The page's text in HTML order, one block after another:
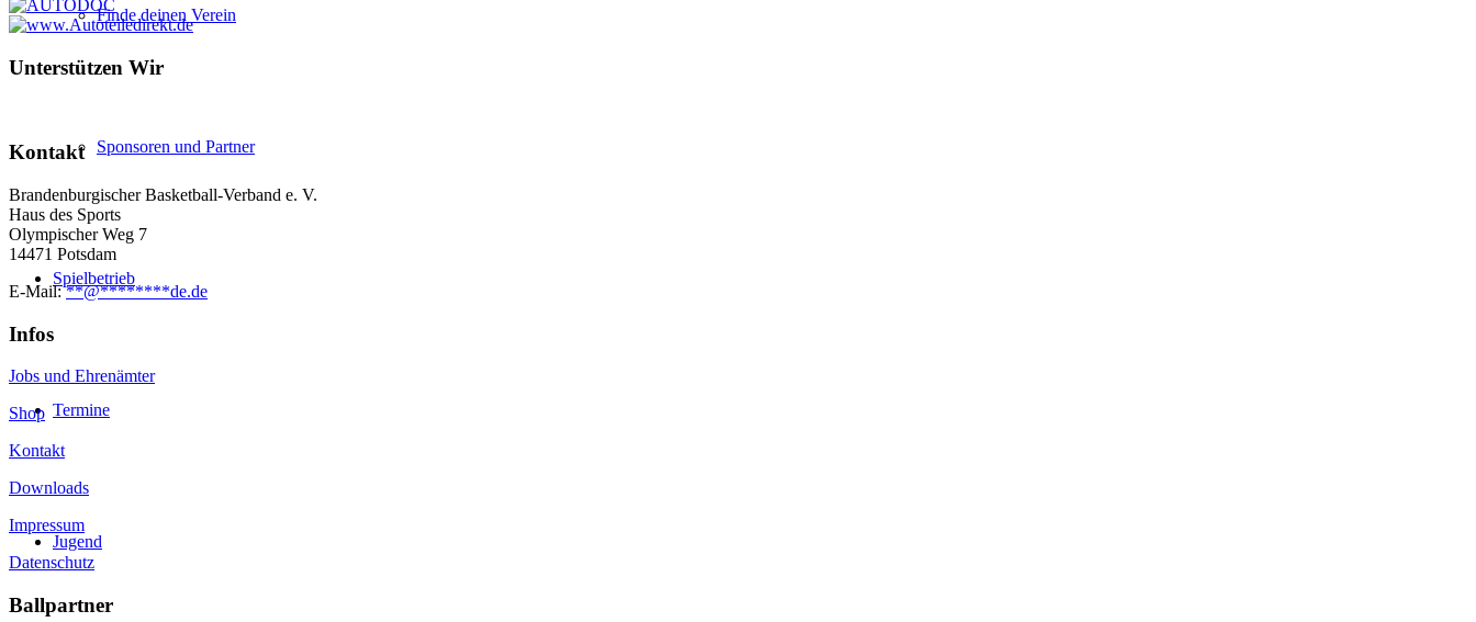
Finde deinen Verein
Sponsoren und Partner
Spielbetrieb
Termine
Jugend
Unterstützen Wir
Kontakt
Brandenburgischer Basketball-Verband e. V.
Haus des Sports
Olympischer Weg 7
14471 Potsdam
E-Mail:**@********de.de
Infos
Jobs und Ehrenämter
Shop
Kontakt
Downloads
Impressum
Datenschutz
Ballpartner